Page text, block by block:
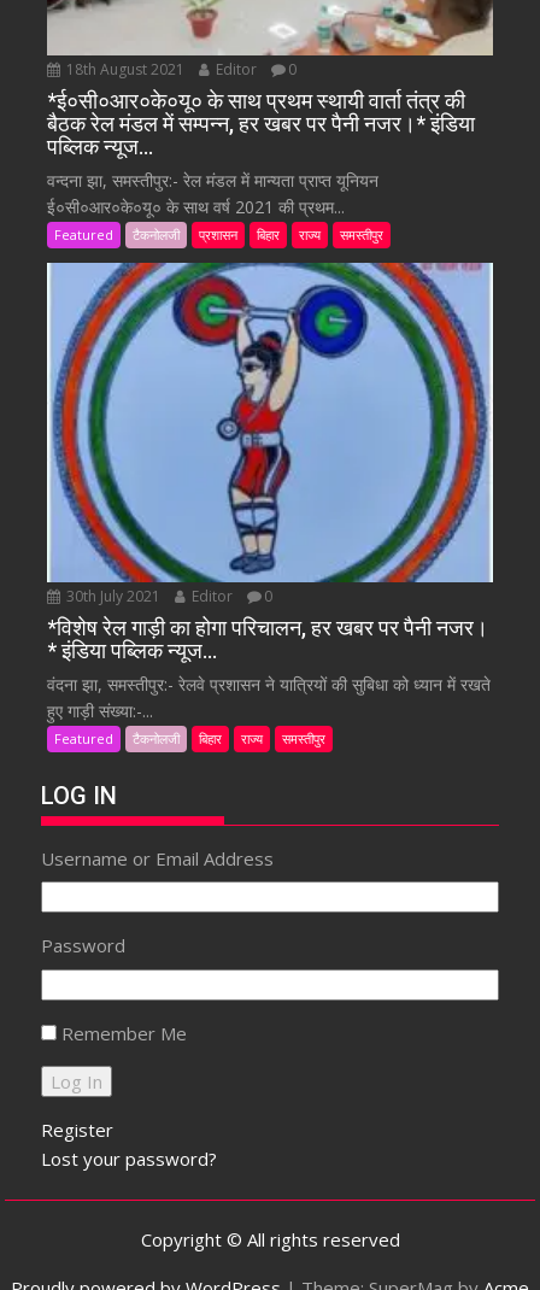
18th August 2021 Editor 0
*ई०सी०आर०के०यू० के साथ प्रथम स्थायी वार्ता तंत्र की
बैठक रेल मंडल में सम्पन्न, हर खबर पर पैनी नजर।* इंडिया
पब्लिक न्यूज…
वन्दना झा, समस्तीपुर:- रेल मंडल में मान्यता प्राप्त यूनियन
ई०सी०आर०के०यू० के साथ वर्ष 2021 की प्रथम...
Featured टैकनोलजी प्रशासन बिहार राज्य समस्तीपुर
30th July 2021 Editor 0
*विशेष रेल गाड़ी का होगा परिचालन, हर खबर पर पैनी नजर।
* इंडिया पब्लिक न्यूज…
वंदना झा, समस्तीपुर:- रेलवे प्रशासन ने यात्रियों की सुबिधा को ध्यान में रखते
हुए गाड़ी संख्या:-...
Featured टैकनोलजी बिहार राज्य समस्तीपुर
LOG IN
Username or Email Address
Password
Remember Me
Register
Lost your password?
Copyright © All rights reserved